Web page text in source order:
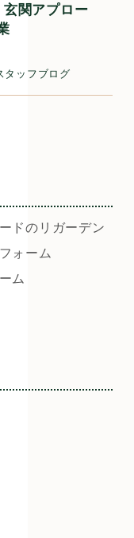
関アプロー
タッフブログ
ドのリガーデン
ォーム
ム